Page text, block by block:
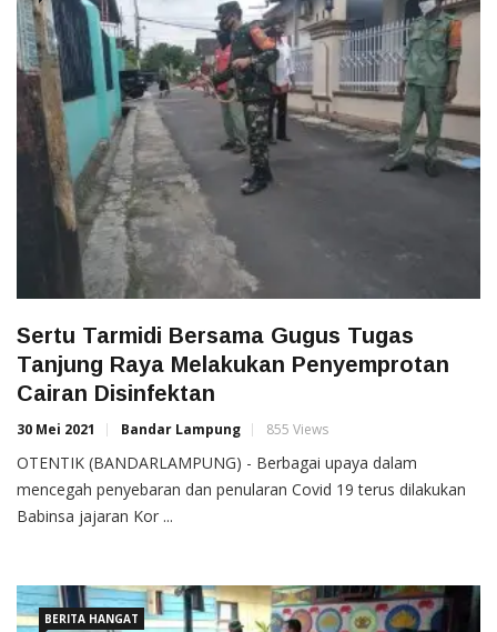
Sertu Tarmidi Bersama Gugus Tugas
Tanjung Raya Melakukan Penyemprotan
Cairan Disinfektan
30 Mei 2021 Bandar Lampung 855 Views
OTENTIK (BANDARLAMPUNG) - Berbagai upaya dalam
mencegah penyebaran dan penularan Covid 19 terus dilakukan
Babinsa jajaran Kor ...
BERITA HANGAT